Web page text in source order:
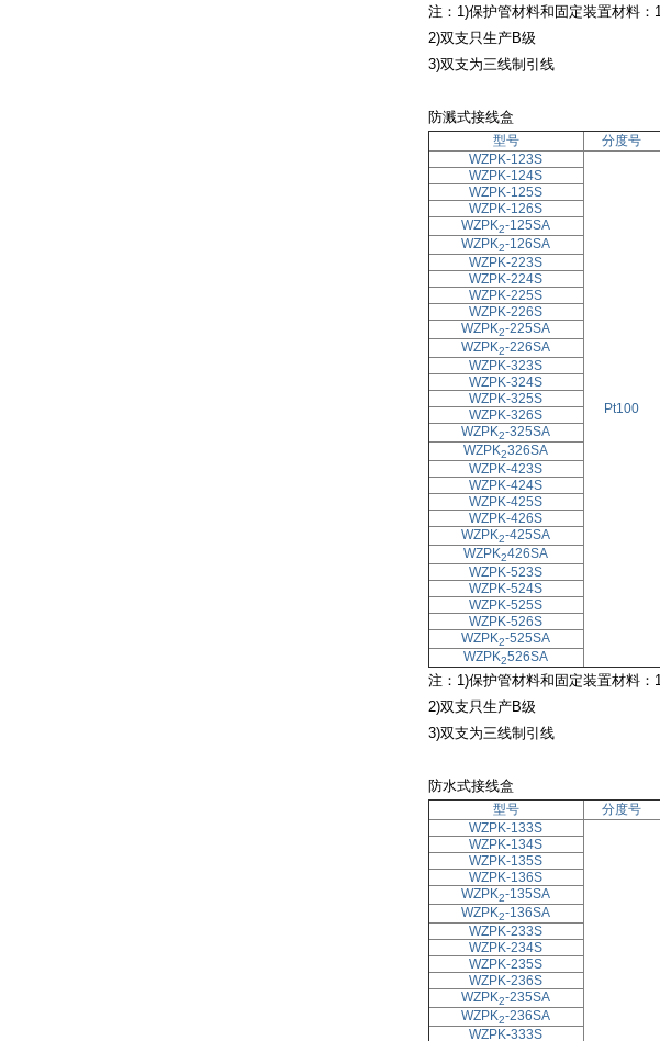
注：1)保护管材料和固定装置材料：
2)双支只生产B级
3)双支为三线制引线
防溅式接线盒
型号 分度号
WZPK-123S
Pt100
WZPK-124S
WZPK-125S
WZPK-126S
WZPK2-125SA
WZPK2-126SA
WZPK-223S
WZPK-224S
WZPK-225S
WZPK-226S
WZPK2-225SA
WZPK2-226SA
WZPK-323S
WZPK-324S
WZPK-325S
WZPK-326S
WZPK2-325SA
WZPK2326SA
WZPK-423S
WZPK-424S
WZPK-425S
WZPK-426S
WZPK2-425SA
WZPK2426SA
WZPK-523S
WZPK-524S
WZPK-525S
WZPK-526S
WZPK2-525SA
WZPK2526SA
注：1)保护管材料和固定装置材料：
2)双支只生产B级
3)双支为三线制引线
防水式接线盒
型号 分度号
WZPK-133S
WZPK-134S
WZPK-135S
WZPK-136S
WZPK2-135SA
WZPK2-136SA
WZPK-233S
WZPK-234S
WZPK-235S
WZPK-236S
WZPK2-235SA
WZPK2-236SA
WZPK-333S